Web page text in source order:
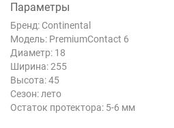
Параметры
Бренд: Continental
Модель: PremiumContact 6
Диаметр: 18
Ширина: 255
Высота: 45
Сезон: лето
Остаток протектора: 5-6 мм